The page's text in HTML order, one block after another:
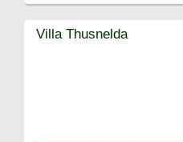
Villa Thusnelda